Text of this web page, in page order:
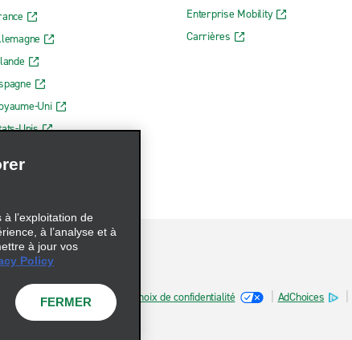
Uni
Unis
Enterprise Mobility
Carrières
les fichiers témoins Choix de confidentialité AdChoices
l’exploitation de
à l’analyse et à
à jour vos
Policy
FERMER